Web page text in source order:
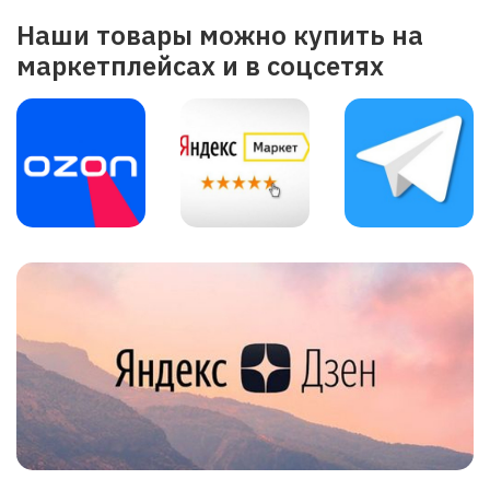
Наши товары можно купить на
маркетплейсах и в соцсетях